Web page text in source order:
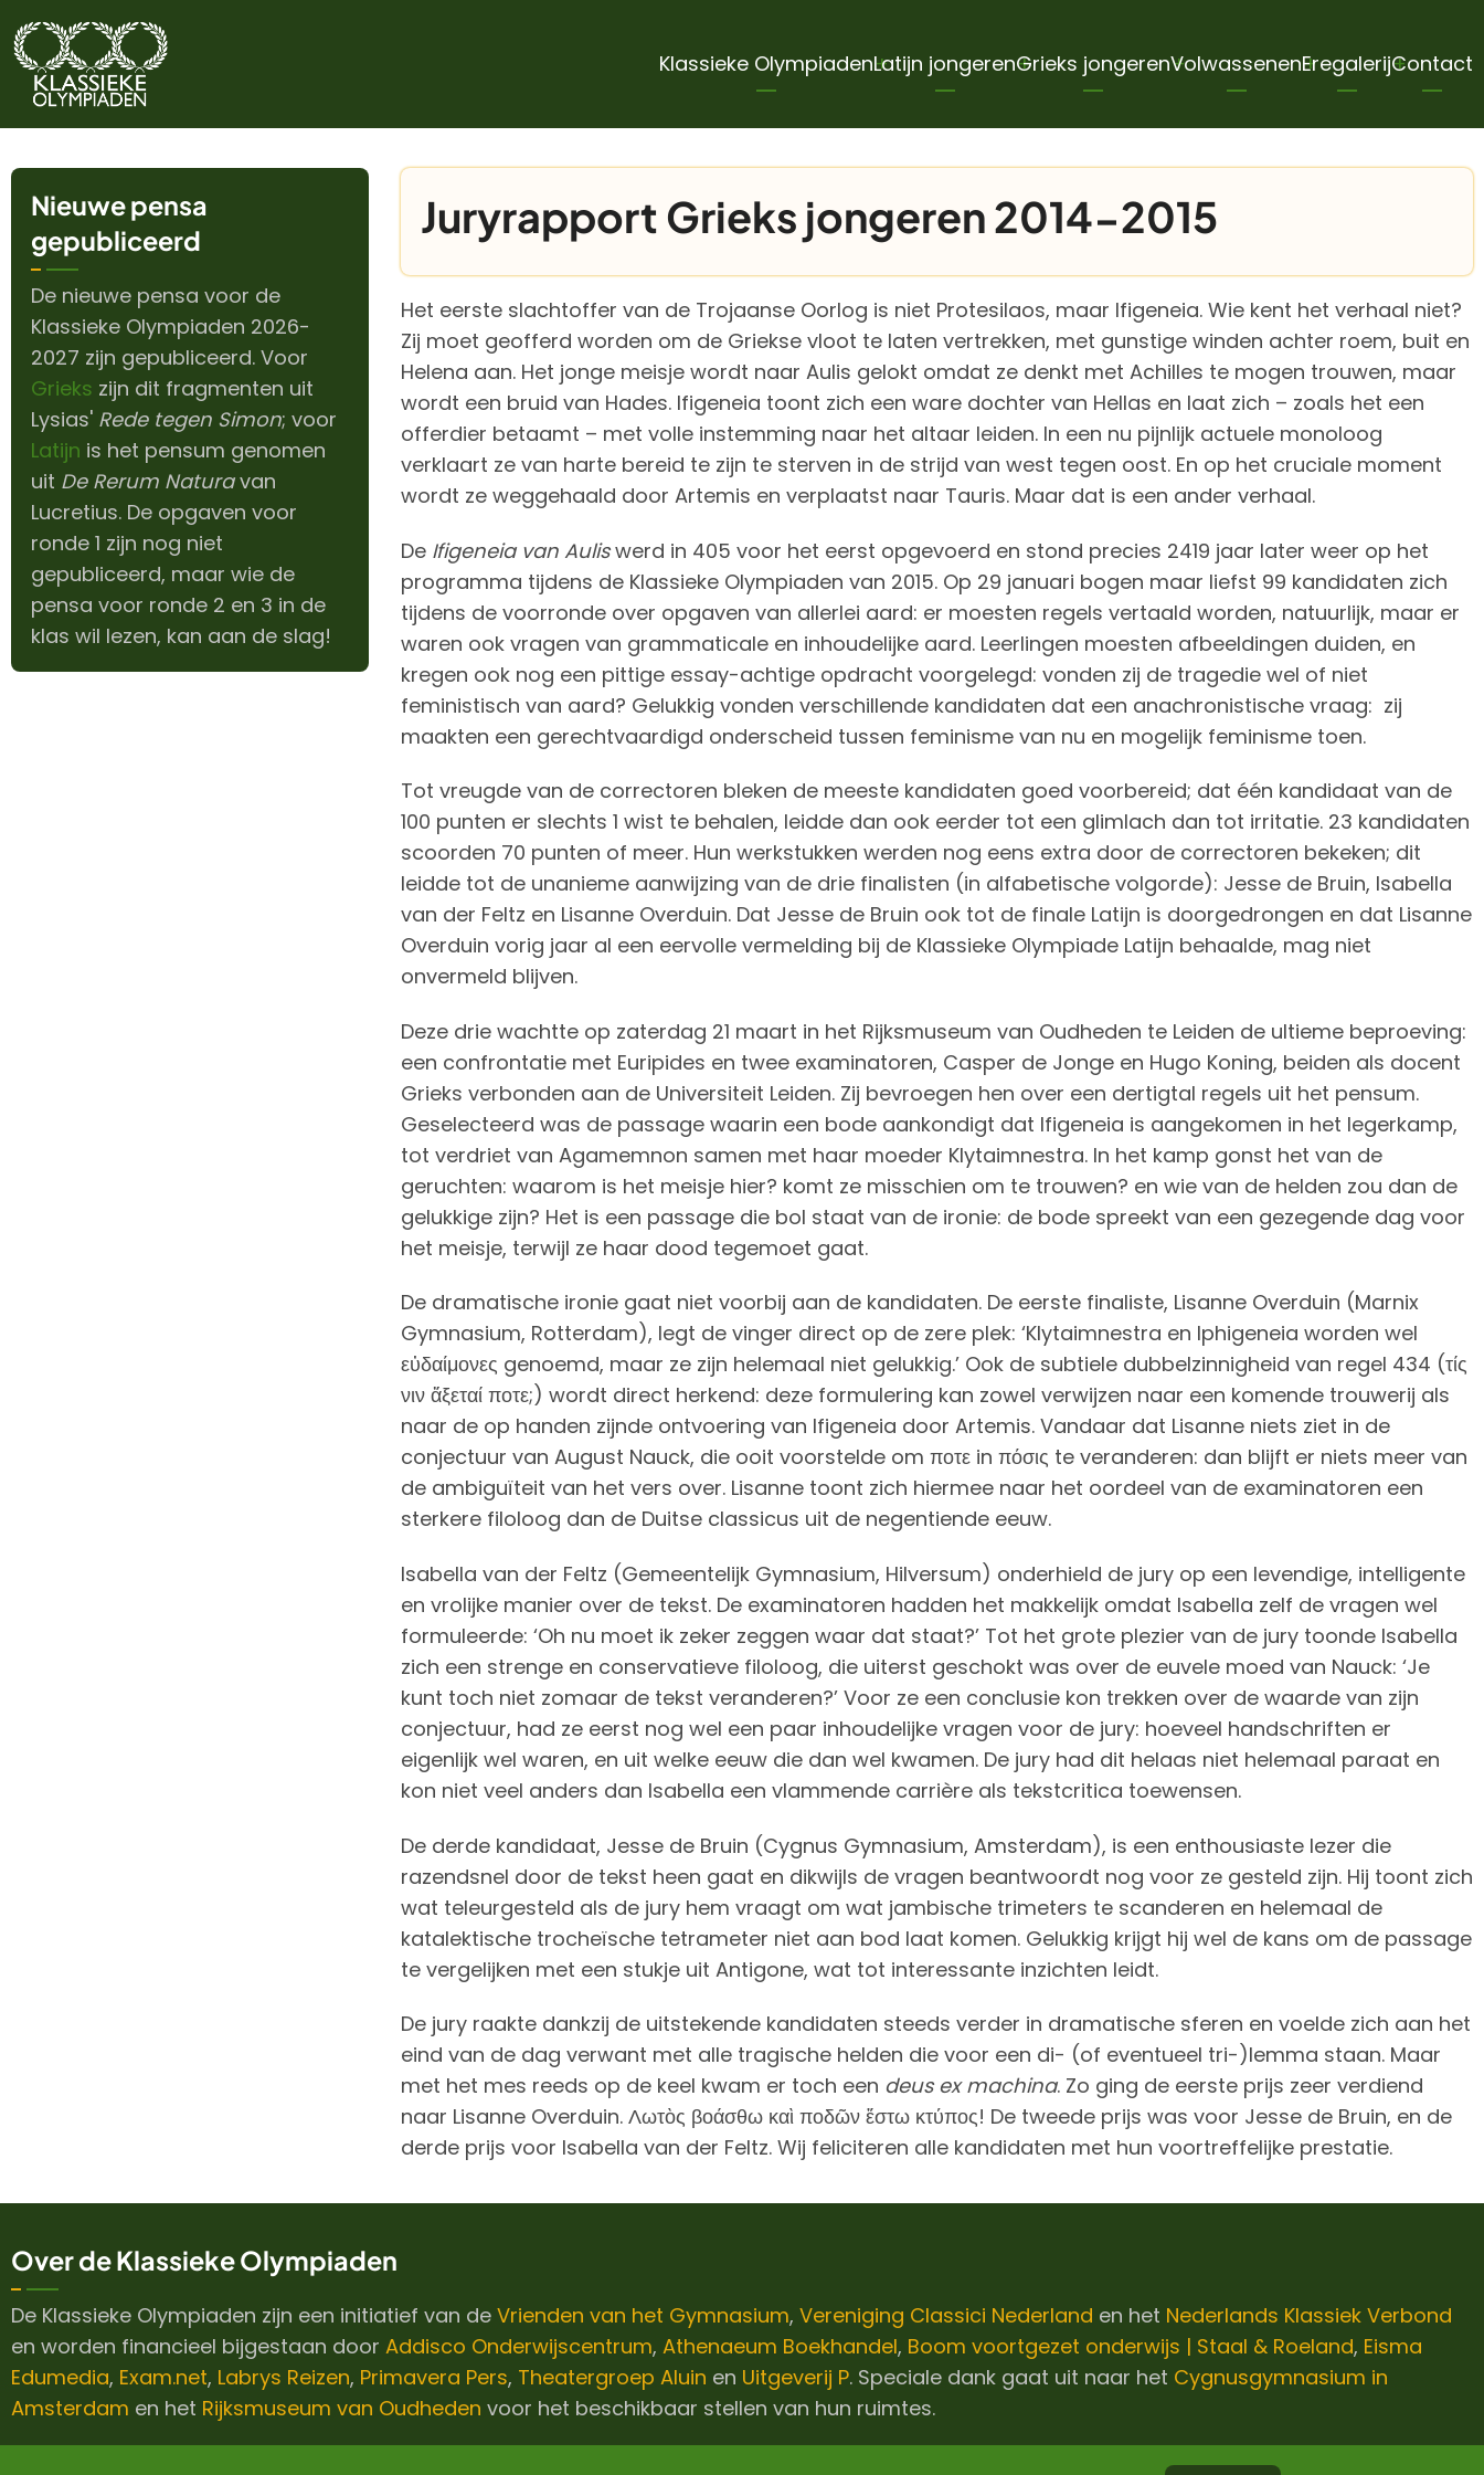
Overslaan
en
naar
gaan
Hoofdnavigatie
Klassieke OlympiadenLatijn jongerenGrieks jongerenVolwassenenEregalerijContact
Juryrapport Grieks jongeren 2014-2015
Het eerste slachtoffer van de Trojaanse Oorlog is niet Protesilaos, maar Ifigeneia. Wie kent het verhaal niet?
Zij moet geofferd worden om de Griekse vloot te laten vertrekken, met gunstige winden achter roem, buit en
Helena aan. Het jonge meisje wordt naar Aulis gelokt omdat ze denkt met Achilles te mogen trouwen, maar
wordt een bruid van Hades. Ifigeneia toont zich een ware dochter van Hellas en laat zich – zoals het een
offerdier betaamt – met volle instemming naar het altaar leiden. In een nu pijnlijk actuele monoloog
verklaart ze van harte bereid te zijn te sterven in de strijd van west tegen oost. En op het cruciale moment
wordt ze weggehaald door Artemis en verplaatst naar Tauris. Maar dat is een ander verhaal.
De Ifigeneia van Auliswerd in 405 voor het eerst opgevoerd en stond precies 2419 jaar later weer op het
programma tijdens de Klassieke Olympiaden van 2015. Op 29 januari bogen maar liefst 99 kandidaten zich
tijdens de voorronde over opgaven van allerlei aard: er moesten regels vertaald worden, natuurlijk, maar er
waren ook vragen van grammaticale en inhoudelijke aard. Leerlingen moesten afbeeldingen duiden, en
kregen ook nog een pittige essay-achtige opdracht voorgelegd: vonden zij de tragedie wel of niet
feministisch van aard? Gelukkig vonden verschillende kandidaten dat een anachronistische vraag: zij
maakten een gerechtvaardigd onderscheid tussen feminisme van nu en mogelijk feminisme toen.
Tot vreugde van de correctoren bleken de meeste kandidaten goed voorbereid; dat één kandidaat van de
100 punten er slechts 1 wist te behalen, leidde dan ook eerder tot een glimlach dan tot irritatie. 23 kandidaten
scoorden 70 punten of meer. Hun werkstukken werden nog eens extra door de correctoren bekeken; dit
leidde tot de unanieme aanwijzing van de drie finalisten (in alfabetische volgorde): Jesse de Bruin, Isabella
van der Feltz en Lisanne Overduin. Dat Jesse de Bruin ook tot de finale Latijn is doorgedrongen en dat Lisanne
Overduin vorig jaar al een eervolle vermelding bij de Klassieke Olympiade Latijn behaalde, mag niet
onvermeld blijven.
Deze drie wachtte op zaterdag 21 maart in het Rijksmuseum van Oudheden te Leiden de ultieme beproeving:
een confrontatie met Euripides en twee examinatoren, Casper de Jonge en Hugo Koning, beiden als docent
Grieks verbonden aan de Universiteit Leiden. Zij bevroegen hen over een dertigtal regels uit het pensum.
Geselecteerd was de passage waarin een bode aankondigt dat Ifigeneia is aangekomen in het legerkamp,
tot verdriet van Agamemnon samen met haar moeder Klytaimnestra. In het kamp gonst het van de
geruchten: waarom is het meisje hier? komt ze misschien om te trouwen? en wie van de helden zou dan de
gelukkige zijn? Het is een passage die bol staat van de ironie: de bode spreekt van een gezegende dag voor
het meisje, terwijl ze haar dood tegemoet gaat.
De dramatische ironie gaat niet voorbij aan de kandidaten. De eerste finaliste, Lisanne Overduin (Marnix
Gymnasium, Rotterdam), legt de vinger direct op de zere plek: ‘Klytaimnestra en Iphigeneia worden wel
εὐδαίμονες genoemd, maar ze zijn helemaal niet gelukkig.’ Ook de subtiele dubbelzinnigheid van regel 434 (τίς
νιν ἄξεταί ποτε;) wordt direct herkend: deze formulering kan zowel verwijzen naar een komende trouwerij als
naar de op handen zijnde ontvoering van Ifigeneia door Artemis. Vandaar dat Lisanne niets ziet in de
conjectuur van August Nauck, die ooit voorstelde om ποτε in πόσις te veranderen: dan blijft er niets meer van
de ambiguïteit van het vers over. Lisanne toont zich hiermee naar het oordeel van de examinatoren een
sterkere filoloog dan de Duitse classicus uit de negentiende eeuw.
Isabella van der Feltz (Gemeentelijk Gymnasium, Hilversum) onderhield de jury op een levendige, intelligente
en vrolijke manier over de tekst. De examinatoren hadden het makkelijk omdat Isabella zelf de vragen wel
formuleerde: ‘Oh nu moet ik zeker zeggen waar dat staat?’ Tot het grote plezier van de jury toonde Isabella
zich een strenge en conservatieve filoloog, die uiterst geschokt was over de euvele moed van Nauck: ‘Je
kunt toch niet zomaar de tekst veranderen?’ Voor ze een conclusie kon trekken over de waarde van zijn
conjectuur, had ze eerst nog wel een paar inhoudelijke vragen voor de jury: hoeveel handschriften er
eigenlijk wel waren, en uit welke eeuw die dan wel kwamen. De jury had dit helaas niet helemaal paraat en
kon niet veel anders dan Isabella een vlammende carrière als tekstcritica toewensen.
De derde kandidaat, Jesse de Bruin (Cygnus Gymnasium, Amsterdam), is een enthousiaste lezer die
razendsnel door de tekst heen gaat en dikwijls de vragen beantwoordt nog voor ze gesteld zijn. Hij toont zich
wat teleurgesteld als de jury hem vraagt om wat jambische trimeters te scanderen en helemaal de
katalektische trocheïsche tetrameter niet aan bod laat komen. Gelukkig krijgt hij wel de kans om de passage
te vergelijken met een stukje uit Antigone, wat tot interessante inzichten leidt.
De jury raakte dankzij de uitstekende kandidaten steeds verder in dramatische sferen en voelde zich aan het
eind van de dag verwant met alle tragische helden die voor een di- (of eventueel tri-)lemma staan. Maar
met het mes reeds op de keel kwam er toch een deus ex machina. Zo ging de eerste prijs zeer verdiend
naar Lisanne Overduin. Λωτὸς βοάσθω καὶ ποδῶν ἔστω κτύπος! De tweede prijs was voor Jesse de Bruin, en de
derde prijs voor Isabella van der Feltz. Wij feliciteren alle kandidaten met hun voortreffelijke prestatie.
Nieuwe pensa
gepubliceerd
De nieuwe pensa voor de
Klassieke Olympiaden 2026-
2027 zijn gepubliceerd. Voor
Grieks zijn dit fragmenten uit
Lysias' Rede tegen Simon; voor
Latijn is het pensum genomen
uit De Rerum Naturavan
Lucretius. De opgaven voor
ronde 1 zijn nog niet
gepubliceerd, maar wie de
pensa voor ronde 2 en 3 in de
klas wil lezen, kan aan de slag!
Over de Klassieke Olympiaden
De Klassieke Olympiaden zijn een initiatief van de Vrienden van het Gymnasium, Vereniging Classici Nederland en het Nederlands Klassiek Verbond
en worden financieel bijgestaan door Addisco Onderwijscentrum, Athenaeum Boekhandel, Boom voortgezet onderwijs | Staal & Roeland, Eisma
Edumedia, Exam.net, Labrys Reizen, Primavera Pers, Theatergroep Aluin en Uitgeverij P. Speciale dank gaat uit naar het Cygnusgymnasium in
Amsterdam en het Rijksmuseum van Oudheden voor het beschikbaar stellen van hun ruimtes.